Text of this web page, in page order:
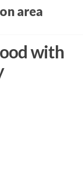
area
with